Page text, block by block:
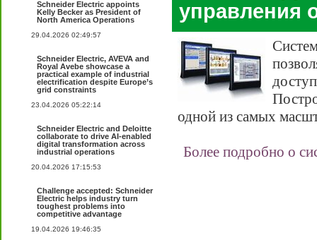
Schneider Electric appoints
Kelly Becker as President of
North America Operations
29.04.2026 02:49:57
Schneider Electric, AVEVA and
Royal Avebe showcase a
practical example of industrial
electrification despite Europe’s
grid constraints
23.04.2026 05:22:14
Schneider Electric and Deloitte
collaborate to drive AI-enabled
digital transformation across
industrial operations
20.04.2026 17:15:53
Challenge accepted: Schneider
Electric helps industry turn
toughest problems into
competitive advantage
19.04.2026 19:46:35
управления
одной из самых
Более подробно о